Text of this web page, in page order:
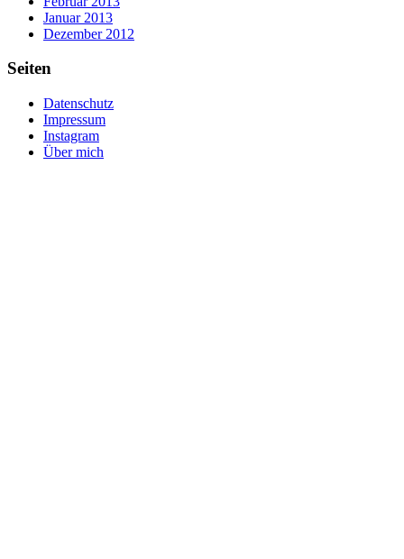
Januar 2013
Dezember 2012
Seiten
Datenschutz
Impressum
Instagram
Über mich